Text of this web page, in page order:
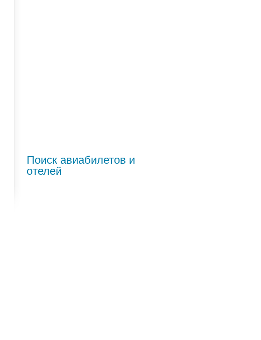
Поиск авиабилетов и
отелей